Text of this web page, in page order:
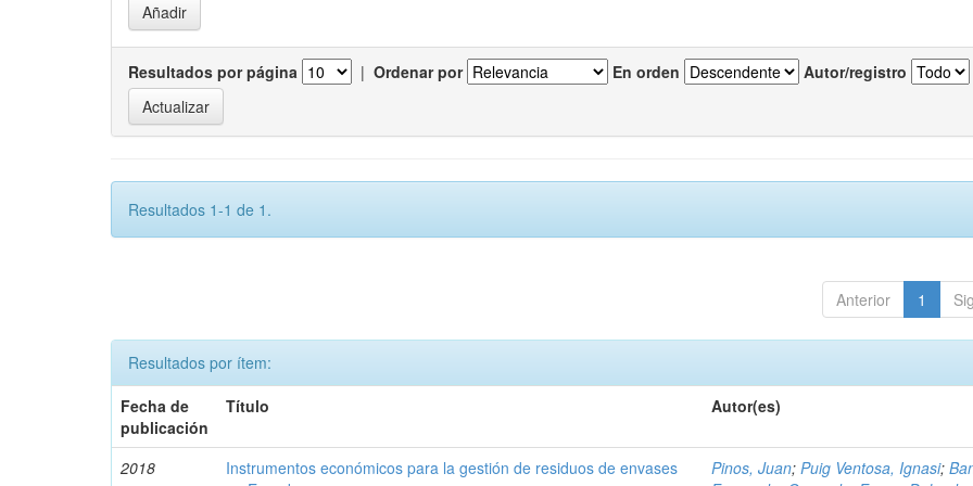
Resultados por página | Ordenar por En orden Autor/registro
Resultados 1-1 de 1.
Anterior 1
Resultados por ítem:
Fecha de
publicación
Título Autor(es)
2018
Instrumentos económicos para la gestión de residuos de envases
Pinos, Juan;Puig Ventosa, Ignasi;